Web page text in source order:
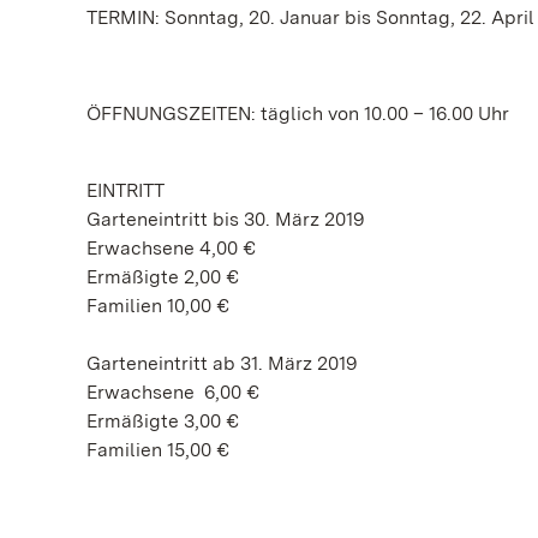
TERMIN: Sonntag, 20. Januar bis Sonntag, 22. April
ÖFFNUNGSZEITEN: täglich von 10.00 – 16.00 Uhr
EINTRITT
Garteneintritt bis 30. März 2019
Erwachsene 4,00 €
Ermäßigte 2,00 €
Familien 10,00 €
Garteneintritt ab 31. März 2019
Erwachsene 6,00 €
Ermäßigte 3,00 €
Familien 15,00 €